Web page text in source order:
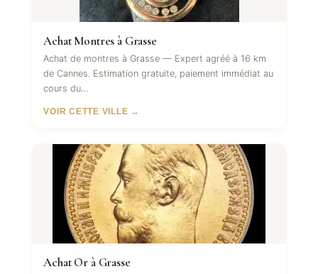
Achat Montres à Grasse
Achat de montres à Grasse — Expert agréé à 16 km
de Cannes. Estimation gratuite, paiement immédiat au
cours du…
VOIR CETTE VILLE →
Achat Or à Grasse